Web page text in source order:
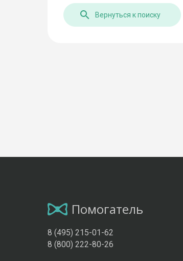
Вернуться к поиску
Помогатель
8 (495) 215-01-62
8 (800) 222-80-26